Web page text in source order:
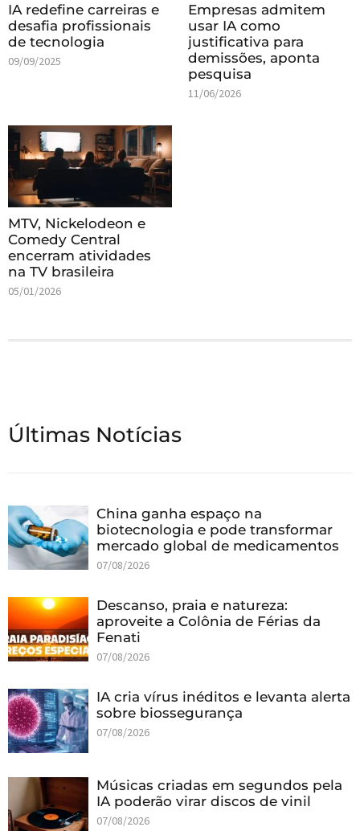
IA redefine carreiras e
desafia profissionais
de tecnologia
09/09/2025
Empresas admitem
usar IA como
justificativa para
demissões, aponta
pesquisa
11/06/2026
MTV, Nickelodeon e
Comedy Central
encerram atividades
na TV brasileira
05/01/2026
Últimas Notícias
China ganha espaço na
biotecnologia e pode transformar
mercado global de medicamentos
07/08/2026
Descanso, praia e natureza:
aproveite a Colônia de Férias da
Fenati
07/08/2026
IA cria vírus inéditos e levanta alerta
sobre biossegurança
07/08/2026
Músicas criadas em segundos pela
IA poderão virar discos de vinil
07/08/2026